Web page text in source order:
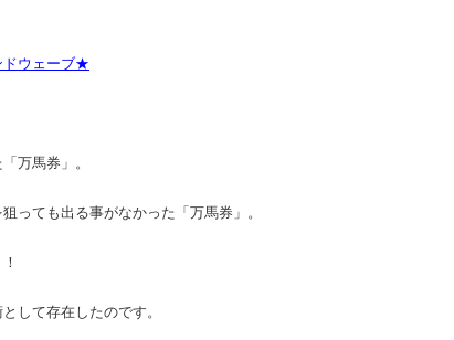
ドウェーブ★
万馬券」。
っても出る事がなかった「万馬券」。
して存在したのです。